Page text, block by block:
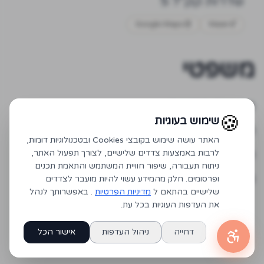
משפטי
מדיניות פרטיות
תנאי שימוש
הצהרת נגישות
מערכת הזמנות
🍪שימוש בעוגיות
האתר עושה שימוש בקובצי Cookies ובטכנולוגיות דומות,
לרבות באמצעות צדדים שלישיים, לצורך תפעול האתר,
ניתוח תעבורה, שיפור חוויית המשתמש והתאמת תכנים
ופרסומים. חלק מהמידע עשוי להיות מועבר לצדדים
שלישיים בהתאם ל מדיניות הפרטיות . באפשרותך לנהל
את העדפות העוגיות בכל עת.
דחייה ניהול העדפות אישור הכל